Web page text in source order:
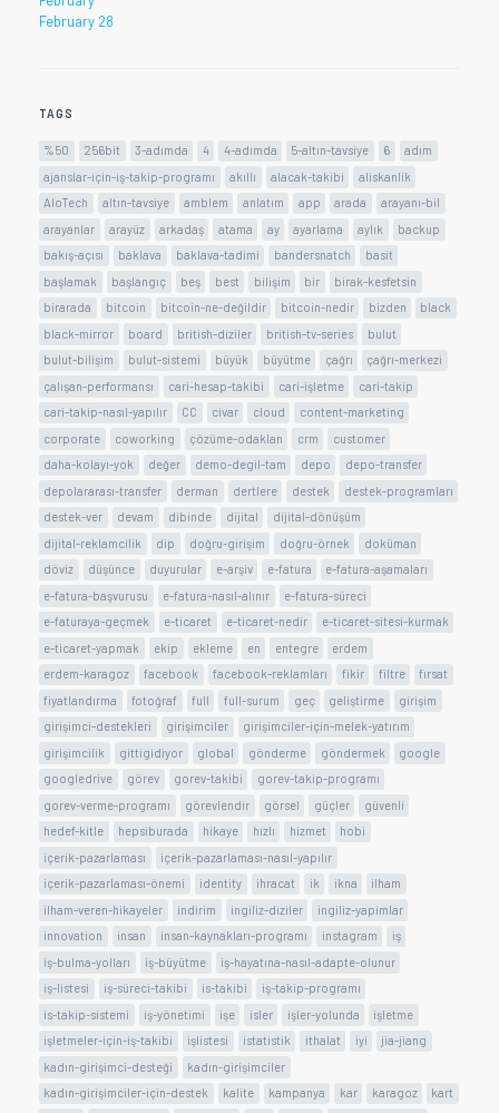
February 28
TAGS
%50 256bit 3-adımda 4 4-adımda 5-altın-tavsiye 6
adım
ajanslar-için-iş-takip-programı
akıllı alacak-takibi
aliskanlik
AloTech
altın-tavsiye amblem anlatım app arada
arayanı-bil
arayanlar
arayüz arkadaş atama ay ayarlama aylık
backup
bakış-açısı
baklava baklava-tadimi bandersnatch
basit
başlamak
başlangıç beş best bilişim bir
birak-kesfetsin
birarada
bitcoin bitcoin-ne-değildir bitcoin-nedir bizden
black
black-mirror
board british-diziler british-tv-series
bulut
bulut-bilişim
bulut-sistemi büyük büyütme çağrı
çağrı-merkezi
çalışan-performansı
cari-hesap-takibi cari-işletme
cari-takip
cari-takip-nasıl-yapılır
CC civar cloud
content-marketing
corporate
coworking çözüme-odaklan crm
customer
daha-kolayı-yok
değer demo-degil-tam depo
depo-transfer
depolararası-transfer
derman dertlere destek
destek-programları
destek-ver
devam dibinde dijital
dijital-dönüşüm
dijital-reklamcilik
dip doğru-girişim doğru-örnek
doküman
döviz
düşünce duyurular e-arşiv e-fatura
e-fatura-aşamaları
e-fatura-başvurusu
e-fatura-nasıl-alınır
e-fatura-süreci
e-faturaya-geçmek
e-ticaret e-ticaret-nedir
e-ticaret-sitesi-kurmak
e-ticaret-yapmak
ekip ekleme en entegre
erdem
erdem-karagoz
facebook facebook-reklamları fikir filtre
fırsat
fiyatlandırma
fotoğraf full full-surum geç geliştirme
girişim
girişimci-destekleri
girişimciler
girişimciler-için-melek-yatırım
girişimcilik
gittigidiyor global gönderme göndermek
google
googledrive
görev gorev-takibi
gorev-takip-programı
gorev-verme-programı
görevlendir görsel güçler
güvenli
hedef-kitle
hepsiburada hikaye hızlı hizmet
hobi
içerik-pazarlaması
içerik-pazarlaması-nasıl-yapılır
içerik-pazarlaması-önemi
identity ihracat ik ikna
ilham
ilham-veren-hikayeler
indirim ingiliz-diziler
ingiliz-yapimlar
innovation
insan insan-kaynakları-programı instagram
iş
iş-bulma-yolları
iş-büyütme
iş-hayatına-nasıl-adapte-olunur
iş-listesi
iş-süreci-takibi is-takibi
iş-takip-programı
is-takip-sistemi
iş-yönetimi işe isler işler-yolunda
işletme
işletmeler-için-iş-takibi
işlistesi istatistik ithalat iyi
jia-jiang
kadın-girişimci-desteği
kadın-girişimciler
kadın-girişimciler-için-destek
kalite kampanya kar karagoz
kart